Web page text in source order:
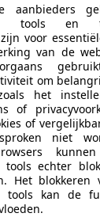
LEUR
Built
aanbieders
tools en
voor
van de
om
het
of
of
niet
tools echter
Het blokkeren
tools kan de